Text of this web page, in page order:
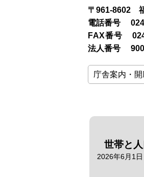
〒961-8602
電話番号
FAX番号
法人番号
庁舎案内・開
世帯と人
2026年6月1